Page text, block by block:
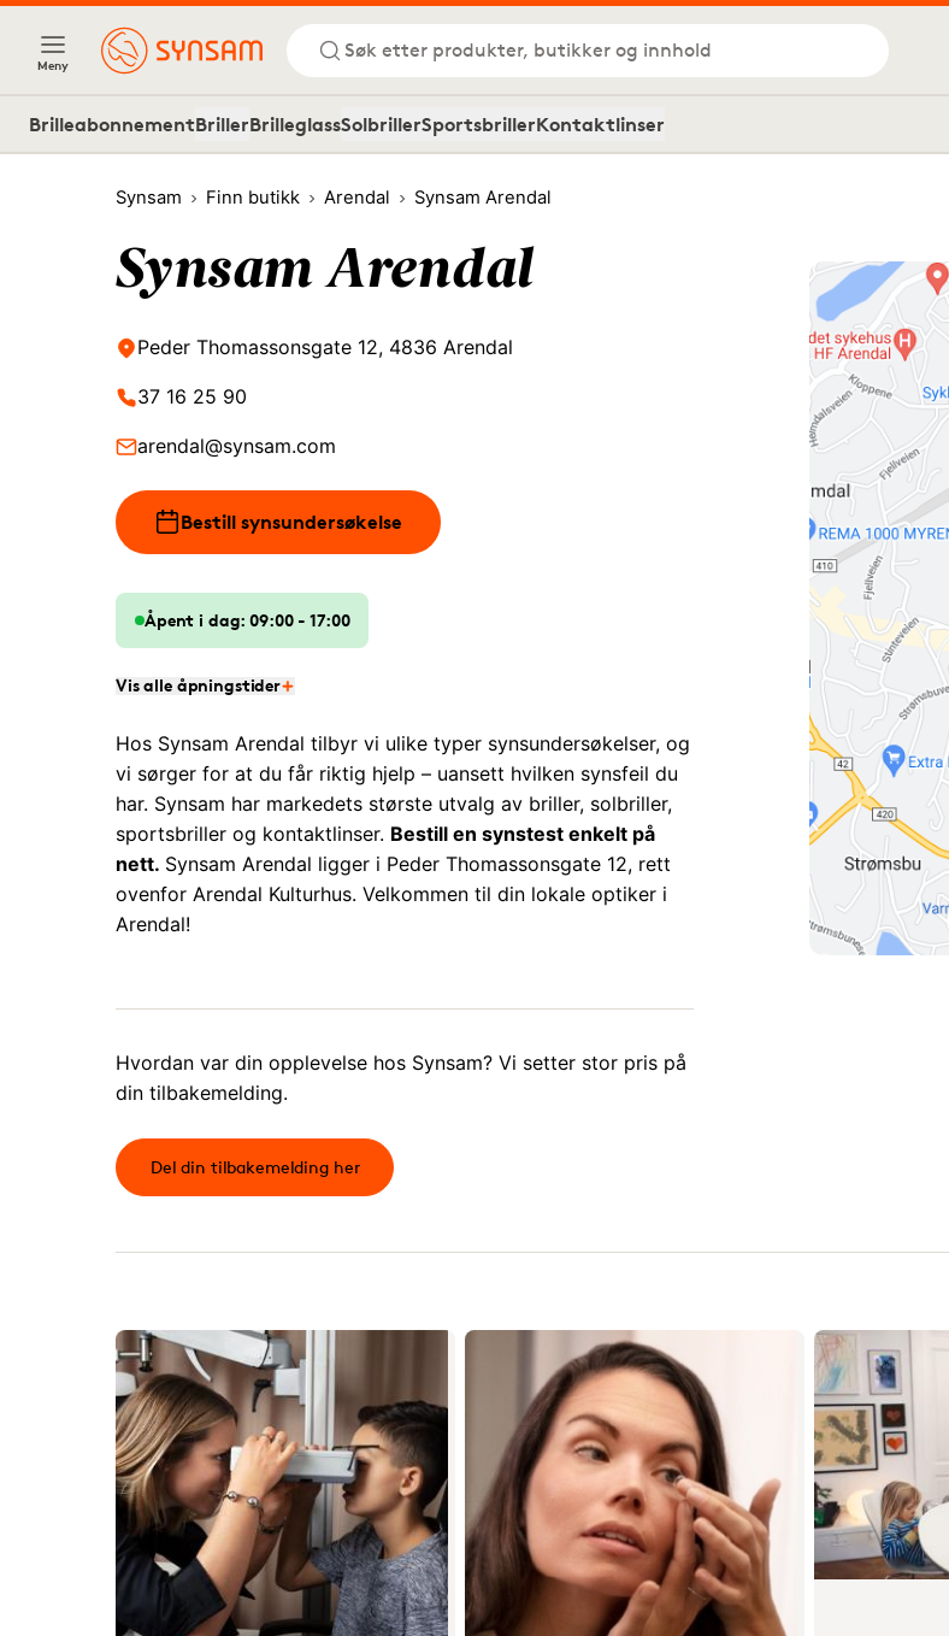
Meny
Søk etter produkter, butikker og innhold
BrilleabonnementBrillerBrilleglassSolbrillerSportsbrillerKontaktlinser
Synsam Finn butikk Arendal Synsam Arendal
Synsam Arendal
Peder Thomassonsgate 12, 4836 Arendal
37 16 25 90
arendal@synsam.com
Bestill synsundersøkelse
Åpent i dag: 09:00 - 17:00
Vis alle åpningstider
Hos Synsam Arendal tilbyr vi ulike typer synsundersøkelser, og
vi sørger for at du får riktig hjelp – uansett hvilken synsfeil du
har. Synsam har markedets største utvalg av briller, solbriller,
sportsbriller og kontaktlinser. Bestill en synstest enkelt på
nett. Synsam Arendal ligger i Peder Thomassonsgate 12, rett
ovenfor Arendal Kulturhus. Velkommen til din lokale optiker i
Arendal!
Hvordan var din opplevelse hos Synsam? Vi setter stor pris på
din tilbakemelding.
Del din tilbakemelding her